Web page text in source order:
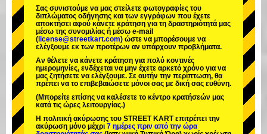
Σας συνιστούμε να μας στείλετε φωτογραφίες του
διπλώματος οδήγησης και των εγγράφων που έχετε
αποκτήσει αφού κάνετε κράτηση για τη δραστηριότητά μας
μέσω της συνομιλίας ή μέσω e-mail
( license@streetkart.com) ώστε να μπορέσουμε να
ελέγξουμε εκ των προτέρων αν υπάρχουν προβλήματα.
Αν θέλετε να κάνετε κράτηση για πολύ κοντινές
ημερομηνίες, ενδέχεται να μην έχετε αρκετό χρόνο για να
μας ζητήσετε να ελέγξουμε. Σε αυτήν την περίπτωση, θα
πρέπει να το επιβεβαιώσετε μόνοι σας με δική σας ευθύνη.
(Μπορείτε επίσης να καλέσετε το κέντρο κρατήσεών μας
κατά τις ώρες λειτουργίας.)
Η πολιτική ακύρωσης του STREET KART επιτρέπει την
ακύρωση μόνο μέχρι 7 ημέρες πριν από την ώρα